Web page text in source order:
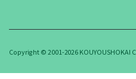
Copyright © 2001-2026